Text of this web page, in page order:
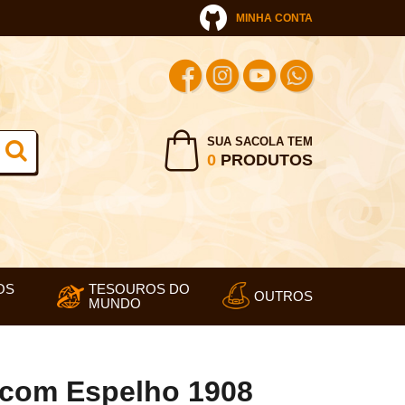
MINHA CONTA
SUA SACOLA TEM
0PRODUTOS
TESOUROS DO
MUNDO
OUTROS
Espelho 1908